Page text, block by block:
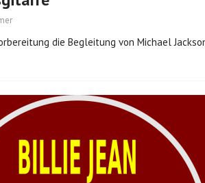
die Begleitung von Michael